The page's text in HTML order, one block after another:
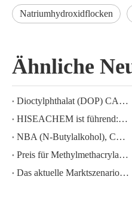
Natriumhydroxidflocken
Ähnliche
Dioctylphthalat (DOP) CAS-NR.:117-81-7
HISEACHEM ist führend: Jüngste Erfolge beim Export von Essigsäure, Oxalsäure, Schwefelsäure, Salpetersäure, Natronlauge, Flüssigalkali und Natriummetabisulfit aus China
NBA (N-Butylalkohol), CAS-Nr.:71-36-3, Branchenkenntnisse
Preis für Methylmethacrylat MMA CAS 80-62-6 sinkt stark
Das aktuelle Marktszenario für Schwefelsäure in China: Ein Jahresrückblick